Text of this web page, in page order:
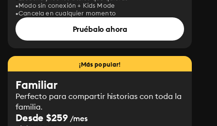
Modo sin conexión + Kids Mode
Cancela en cualquier momento
Pruébalo ahora
¡Más popular!
Familiar
Perfecto para compartir historias con toda la
familia.
Desde $259/mes